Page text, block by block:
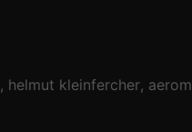
helmut kleinfercher aerom